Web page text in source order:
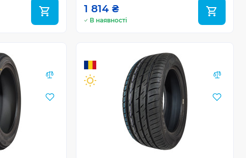
1 814 ₴
В наявності